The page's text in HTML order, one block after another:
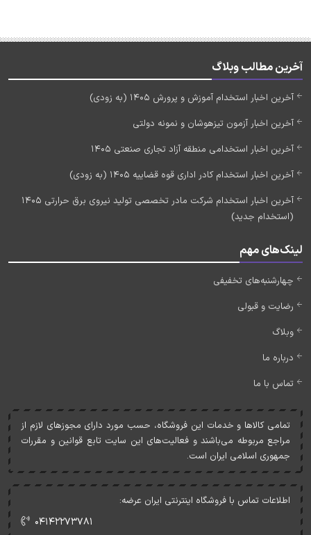
آخرین مطالب وبلاگ
آخرین اخبار استخدام آموزش و پرورش 1405 (به زودی)
آخرین اخبار آزمون تیزهوشان و نمونه دولتی
آخرین اخبار استخدامی منطقه آزاد تجاری صنعتی 1405
آخرین اخبار استخدام کادر اداری قوه قضاییه 1405 (به زودی)
آخرین اخبار استخدام شرکت مادر تخصصی تولید نیروی برق حرارتی 1405
(استخدام جدید)
لینک‌های مهم
چهارشنبه‌های تخفیفی
رضایت و قبولی
وبلاگ
درباره ما
تماس با ما
تمامی کالاها و خدمات اين فروشگاه، حسب مورد دارای مجوزهای لازم از
مراجع مربوطه می‌باشند و فعاليت‌های اين سايت تابع قوانين و مقررات
جمهوری اسلامی ايران است.
اطلاعات تماس با فروشگاه اینترنتی ایران عرضه:
۰۴۱۴۲۲۷۳۷۸۱